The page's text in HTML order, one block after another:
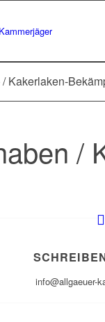
Kakerlaken-
/
info@allgaeuer-